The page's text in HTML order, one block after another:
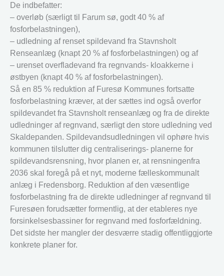
De indbefatter:
– overløb (særligt til Farum sø, godt 40 % af
fosforbelastningen),
– udledning af renset spildevand fra Stavnsholt
Renseanlæg (knapt 20 % af fosforbelastningen) og af
– urenset overfladevand fra regnvands- kloakkerne i
østbyen (knapt 40 % af fosforbelastningen).
Så en 85 % reduktion af Furesø Kommunes fortsatte
fosforbelastning kræver, at der sættes ind også overfor
spildevandet fra Stavnsholt renseanlæg og fra de direkte
udledninger af regnvand, særligt den store udledning ved
Skaldepanden. Spildevandsudledningen vil ophøre hvis
kommunen tilslutter dig centraliserings- planerne for
spildevandsrensning, hvor planen er, at rensningenfra
2036 skal foregå på et nyt, moderne fælleskommunalt
anlæg i Fredensborg. Reduktion af den væsentlige
fosforbelastning fra de direkte udledninger af regnvand til
Furesøen forudsætter formentlig, at der etableres nye
forsinkelsesbassiner for regnvand med fosforfældning.
Det sidste her mangler der desværre stadig offentliggjorte
konkrete planer for.